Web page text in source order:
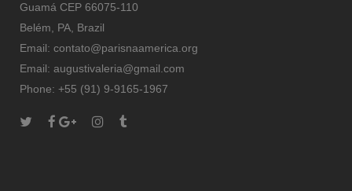
Guamá CEP 66075-110
Belém, PA, Brazil
Email: contato@parisnaamerica.org
Email: augustivaleria@gmail.com
Phone: +55 (91) 9-9165-1967